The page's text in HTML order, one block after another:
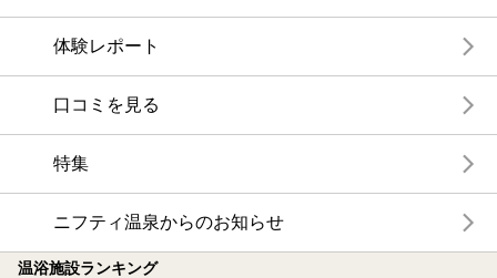
体験レポート
口コミを見る
特集
ニフティ温泉からのお知らせ
温浴施設ランキング